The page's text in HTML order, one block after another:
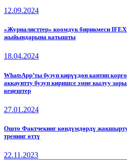
12.09.2024
«Журналисттер» коомдук бирикмеси
жыйындарына катышты
18.04.2024
WhatsApp’ты бузуп кирүүдөн кантип
аккаунтту бузуп киришсе эмне кылуу
кеңештер
27.01.2024
Ошто Фактчекинг көндүмдөрдү
тренинг өттү
22.11.2023